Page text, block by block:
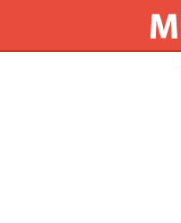
Direkt zum Inhalt